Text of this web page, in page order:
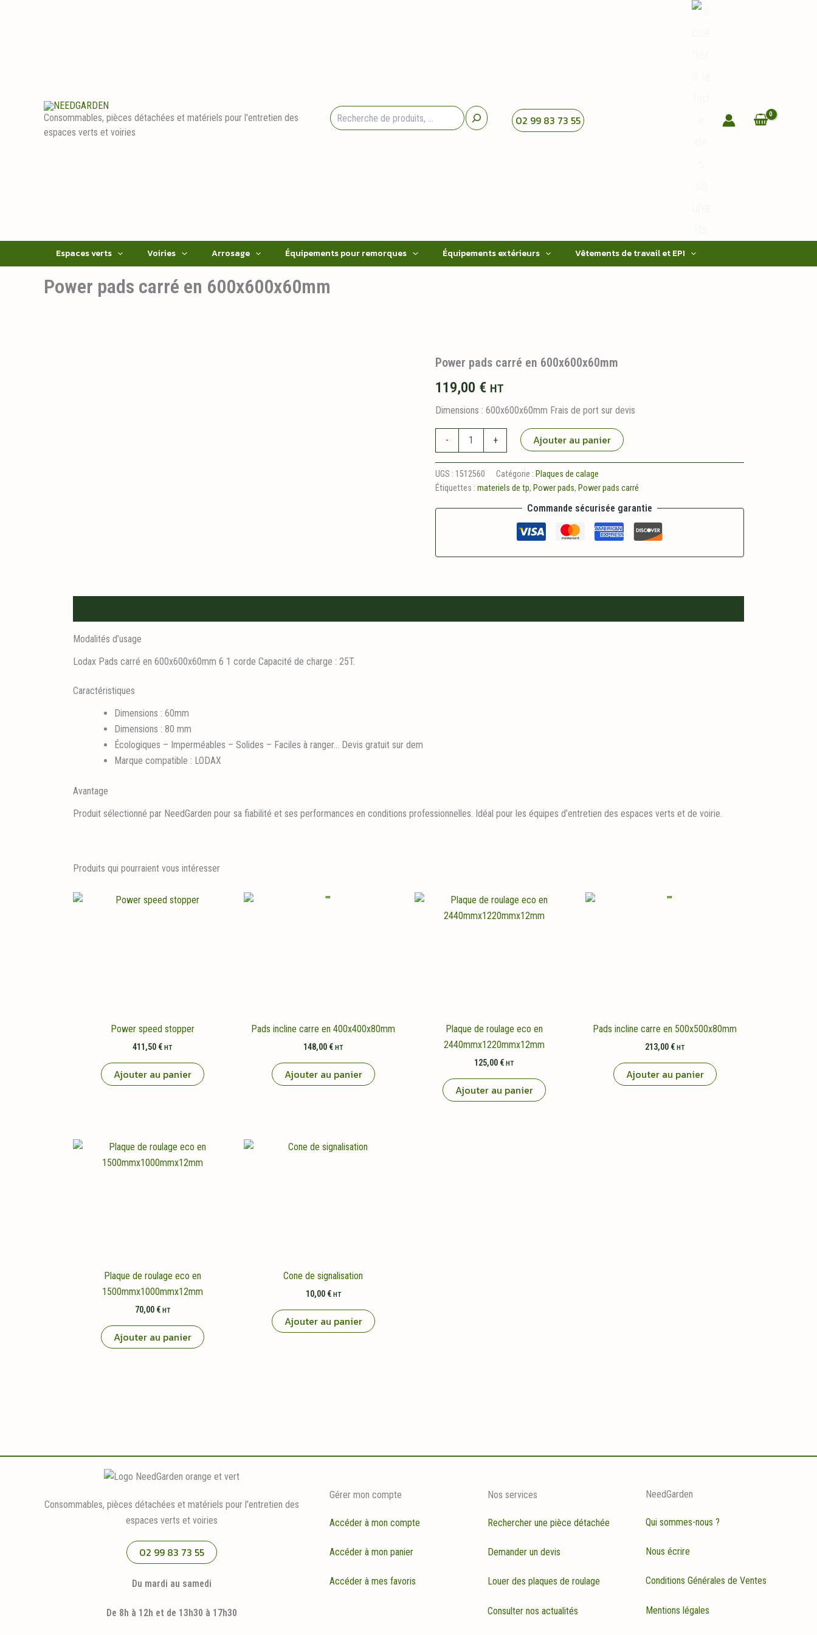
Consommables, pièces détachées et matériels pour l'entretien des
espaces verts et voiries
02 99 83 73 55
Espaces verts Voiries Arrosage Équipements pour remorques Équipements extérieurs Vêtements de travail et EPI
Power pads carré en 600x600x60mm
Power pads carré en 600x600x60mm
119,00 € HT
Dimensions : 600x600x60mm Frais de port sur devis
-
pads
carré
600x600x60mm
+ Ajouter au panier
UGS : 1512560 Catégorie : Plaques de calage
Étiquettes :materiels de tp, Power pads, Power pads carré
Commande sécurisée garantie
Modalités d’usage
Lodax Pads carré en 600x600x60mm 6 1 corde Capacité de charge : 25T.
Caractéristiques
Dimensions : 60mm
Dimensions : 80 mm
Écologiques – Imperméables – Solides – Faciles à ranger… Devis gratuit sur dem
Marque compatible : LODAX
Avantage
Produit sélectionné par NeedGarden pour sa fiabilité et ses performances en conditions professionnelles. Idéal pour les équipes d’entretien des espaces verts et de voirie.
Produits qui pourraient vous intéresser
Power speed stopper
411,50 € HT
Ajouter au panier
Pads incline carre en 400x400x80mm
148,00 € HT
Ajouter au panier
Plaque de roulage eco en
2440mmx1220mmx12mm
125,00 € HT
Ajouter au panier
Pads incline carre en 500x500x80mm
213,00 € HT
Ajouter au panier
Plaque de roulage eco en
1500mmx1000mmx12mm
70,00 € HT
Ajouter au panier
Cone de signalisation
10,00 € HT
Ajouter au panier
Consommables, pièces détachées et matériels pour l'entretien des
espaces verts et voiries
02 99 83 73 55
Du mardi au samedi
De 8h à 12h et de 13h30 à 17h30
Gérer mon compte
Accéder à mon compte
Accéder à mon panier
Accéder à mes favoris
Nos services
Rechercher une pièce détachée
Demander un devis
Louer des plaques de roulage
Consulter nos actualités
NeedGarden
Qui sommes-nous ?
Nous écrire
Conditions Générales de Ventes
Mentions légales